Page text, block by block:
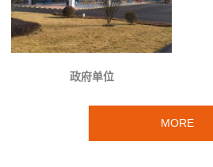
政府单位
MORE